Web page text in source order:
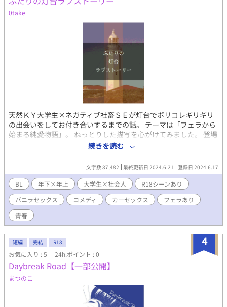
マ（水嶋） …攻、25歳、180cm、イケメン
0take
天然ＫＹ大学生×ネガティブ社畜ＳＥが灯台でポリコレギリギリ
の出会いをしてお付き合いするまでの話。 テーマは「フェラから
始まる純愛物語」。 ねっとりした描写を心がけてみました。 登場
人物はほぼ善人、ご都合主義かつ優しい世界で展開するＢＬコメ
ディです。 同じ出来事の視点切り替えで物語が進むため、各話や
§単位で主人公が変わります。 なお、当作品はフィクションであ
り、実際の団体、地域とは一切関係ありません。 ■ 蛇足 ■ ふだ
ん洋楽を聴いているのですが、シティポップが流行しているとい
うニュースから着想を得て書きました。 各話のタイトルはシティ
ポップ〜90年代くらいの邦楽パロディです。 本文中に昭和平成の
流行曲の小ネタも多少混じっています。 作中で登場する高校教師
はGS4リスペクトです。いさマリは至高。 ※2025/08/04追記 お気
でも公開しております。
https://www.pixiv.net/novel/show.php?id=22329728 ●御礼●
タイトル画像にて以下の素材をお借りしました。ありがとうござ
います。 ・元画像は ウィキペディア 様よりお借りしました。
https://ja.wikipedia.org/wiki/野島崎灯台 ・文字は「さわらび明
朝（ver.20200215）」を利用しました。 https://sawarabi-
fonts.osdn.jp/index.html
続きを読む
文字数 87,482 最終更新日 2024.6.21 登録日 2024.6.17
BL 年下×年上 大学生×社会人
R18シーンあり
バニラセックス
コメディ カーセックス
フェラあり
青春
4
短編 完結 R18
お気に入り : 5 24h.ポイント : 0
Daybreak Road【一部公開】
まつのこ